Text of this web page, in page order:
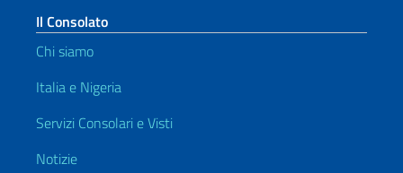
Il Consolato
Chi siamo
Italia e Nigeria
Servizi Consolari e Visti
Notizie